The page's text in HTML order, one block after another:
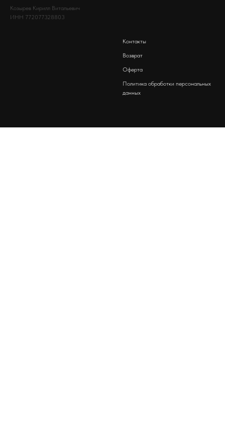
Козырев Кирилл Витальевич
ИНН 772077328803
Контакты
Возврат
Оферта
Политика обработки персональных
данных